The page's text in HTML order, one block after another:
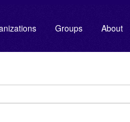
Groups About